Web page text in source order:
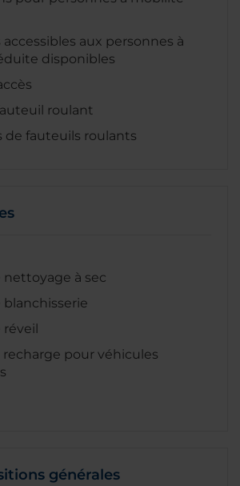
aux personnes à
disponibles
roulant
de fauteuils roulants
nettoyage à sec
blanchisserie
réveil
recharge pour véhicules
générales